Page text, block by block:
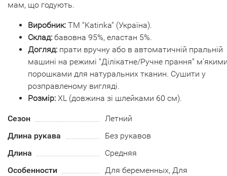
мам, що годують.
Виробник: ТМ "Katinka" (Україна).
Склад: бавовна 95%, еластан 5%.
Догляд: прати вручну або в автоматичній пральній
машині на режимі "Ділікатне/Ручне прання"
порошками для натуральних тканин. Сушити у
розправленому вигляді.
Розмір: XL (довжина зі шлейками 60 см).
Сезон
Летний
Длина рукава
Без рукавов
Длина
Средняя
Особенности
Для беременных, Для